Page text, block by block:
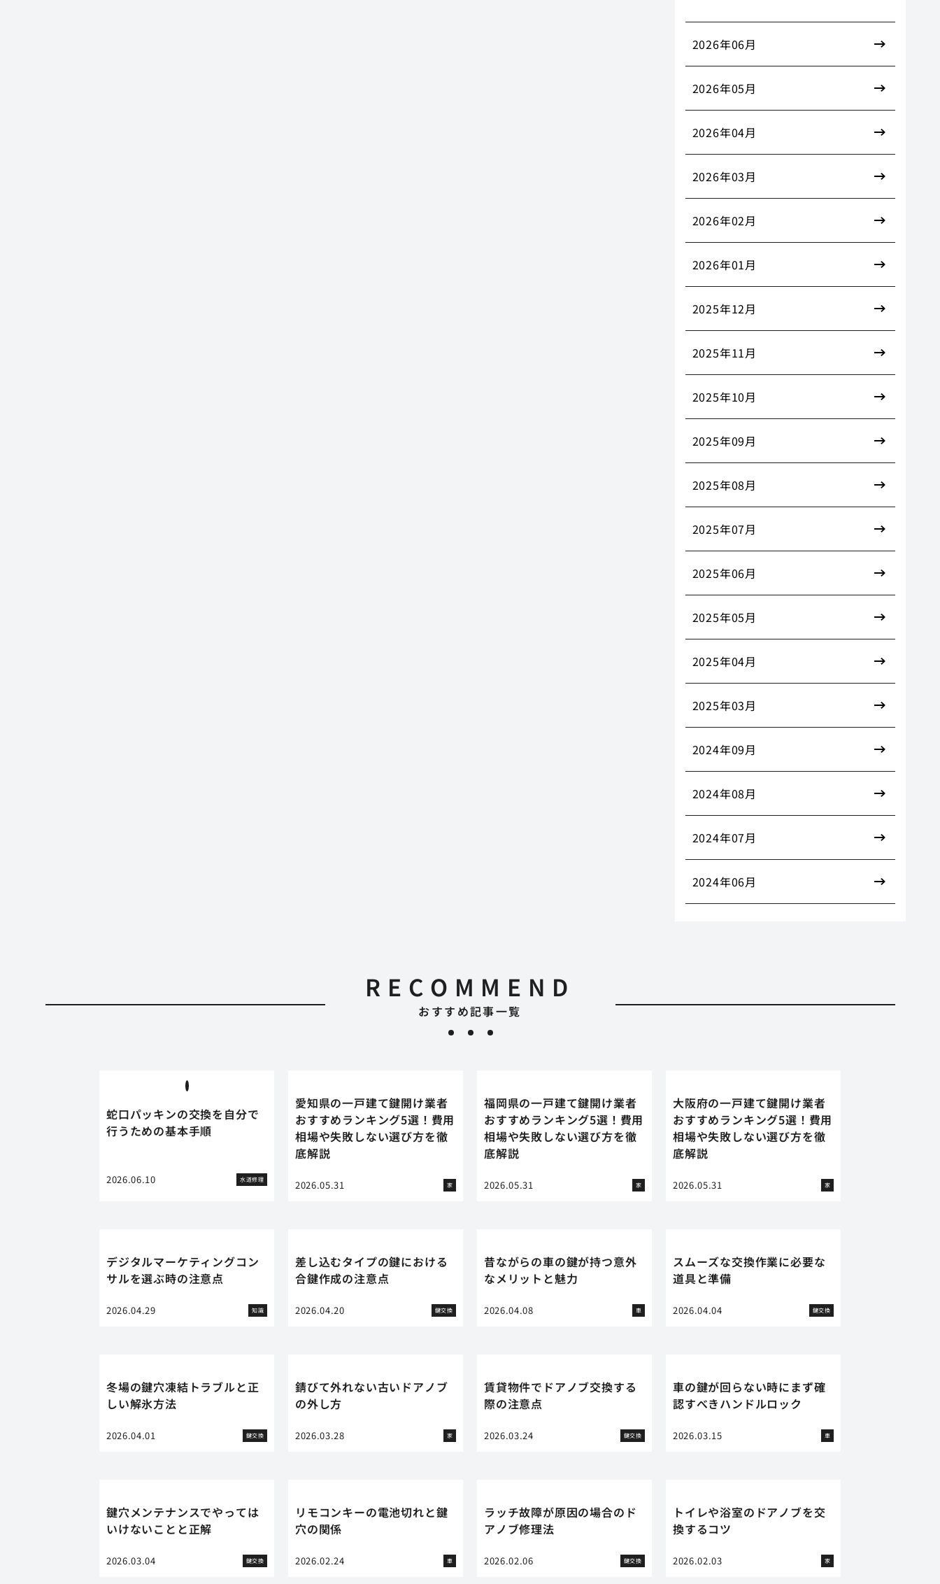
RECOMMEND
おすすめ記事一覧
蛇口パッキンの交換を自分で
行うための基本手順
2026.06.10 水道修理
愛知県の一戸建て鍵開け業者
おすすめランキング5選！費用
相場や失敗しない選び方を徹
底解説
2026.05.31 家
福岡県の一戸建て鍵開け業者
おすすめランキング5選！費用
相場や失敗しない選び方を徹
底解説
2026.05.31 家
大阪府の一戸建て鍵開け業者
おすすめランキング5選！費用
相場や失敗しない選び方を徹
底解説
2026.05.31 家
デジタルマーケティングコン
サルを選ぶ時の注意点
2026.04.29 知識
差し込むタイプの鍵における
合鍵作成の注意点
2026.04.20 鍵交換
昔ながらの車の鍵が持つ意外
なメリットと魅力
2026.04.08 車
スムーズな交換作業に必要な
道具と準備
2026.04.04 鍵交換
冬場の鍵穴凍結トラブルと正
しい解氷方法
2026.04.01 鍵交換
錆びて外れない古いドアノブ
の外し方
2026.03.28 家
賃貸物件でドアノブ交換する
際の注意点
2026.03.24 鍵交換
車の鍵が回らない時にまず確
認すべきハンドルロック
2026.03.15 車
鍵穴メンテナンスでやっては
いけないことと正解
2026.03.04 鍵交換
リモコンキーの電池切れと鍵
穴の関係
2026.02.24 車
ラッチ故障が原因の場合のド
アノブ修理法
2026.02.06 鍵交換
トイレや浴室のドアノブを交
換するコツ
2026.02.03 家
2026年06月
2026年05月
2026年04月
2026年03月
2026年02月
2026年01月
2025年12月
2025年11月
2025年10月
2025年09月
2025年08月
2025年07月
2025年06月
2025年05月
2025年04月
2025年03月
2024年09月
2024年08月
2024年07月
2024年06月